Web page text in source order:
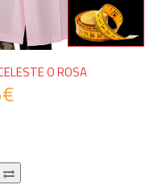
O ROSA